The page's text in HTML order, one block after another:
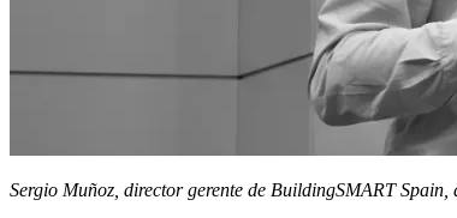
Sergio Muñoz, director gerente de BuildingSMART